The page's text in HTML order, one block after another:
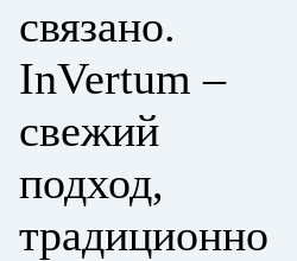
связано.
InVertum –
свежий
подход,
традиционно